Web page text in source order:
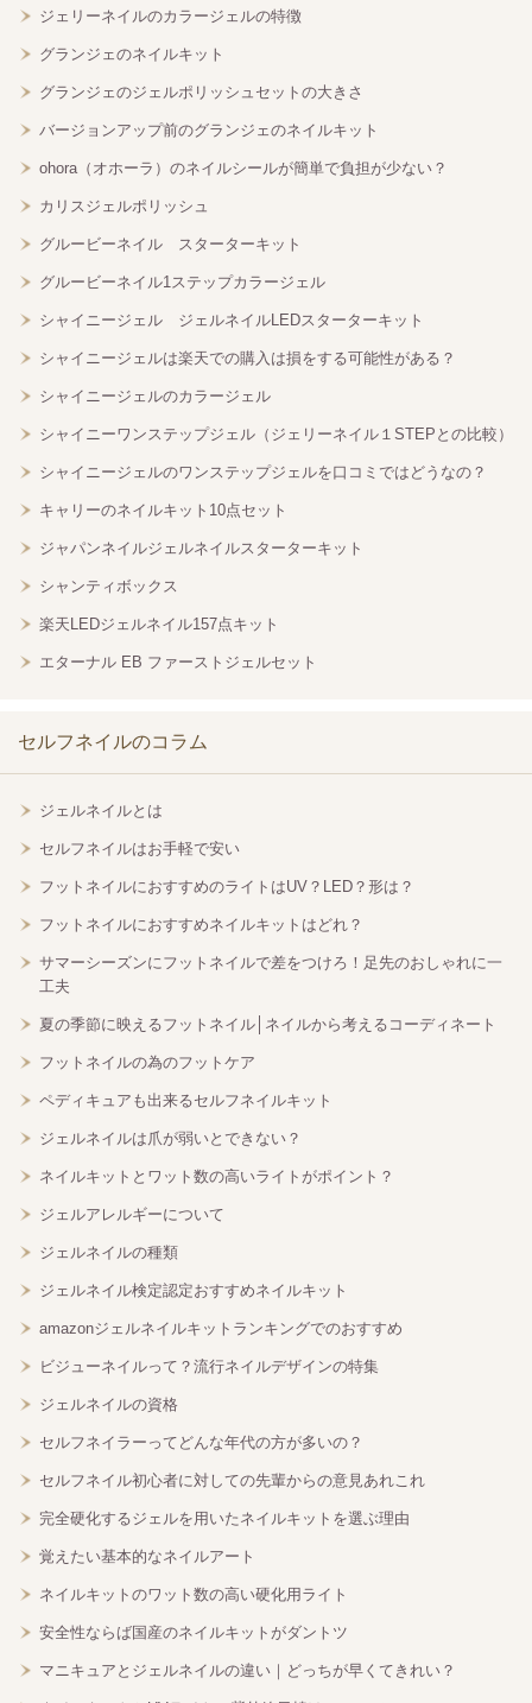
ジェリーネイルのカラージェルの特徴
グランジェのネイルキット
グランジェのジェルポリッシュセットの大きさ
バージョンアップ前のグランジェのネイルキット
ohora（オホーラ）のネイルシールが簡単で負担が少ない？
カリスジェルポリッシュ
グルービーネイル スターターキット
グルービーネイル1ステップカラージェル
シャイニージェル ジェルネイルLEDスターターキット
シャイニージェルは楽天での購入は損をする可能性がある？
シャイニージェルのカラージェル
シャイニーワンステップジェル（ジェリーネイル１STEPとの比較）
シャイニージェルのワンステップジェルを口コミではどうなの？
キャリーのネイルキット10点セット
ジャパンネイルジェルネイルスターターキット
シャンティボックス
楽天LEDジェルネイル157点キット
エターナル EB ファーストジェルセット
セルフネイルのコラム
ジェルネイルとは
セルフネイルはお手軽で安い
フットネイルにおすすめのライトはUV？LED？形は？
フットネイルにおすすめネイルキットはどれ？
サマーシーズンにフットネイルで差をつけろ！足先のおしゃれに一
工夫
夏の季節に映えるフットネイル│ネイルから考えるコーディネート
フットネイルの為のフットケア
ペディキュアも出来るセルフネイルキット
ジェルネイルは爪が弱いとできない？
ネイルキットとワット数の高いライトがポイント？
ジェルアレルギーについて
ジェルネイルの種類
ジェルネイル検定認定おすすめネイルキット
amazonジェルネイルキットランキングでのおすすめ
ビジューネイルって？流行ネイルデザインの特集
ジェルネイルの資格
セルフネイラーってどんな年代の方が多いの？
セルフネイル初心者に対しての先輩からの意見あれこれ
完全硬化するジェルを用いたネイルキットを選ぶ理由
覚えたい基本的なネイルアート
ネイルキットのワット数の高い硬化用ライト
安全性ならば国産のネイルキットがダントツ
マニキュアとジェルネイルの違い｜どっちが早くてきれい？